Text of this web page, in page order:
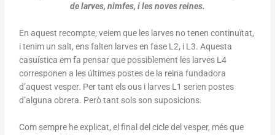
de larves, nimfes, i les noves reines.
En aquest recompte, veiem que les larves no tenen continuïtat,
i tenim un salt, ens falten larves en fase L2, i L3. Aquesta
casuística em fa pensar que possiblement les larves L4
corresponen a les últimes postes de la reina fundadora
d’aquest vesper. Per tant els ous i larves L1 serien postes
d’alguna obrera. Però tant sols son suposicions.
Com sempre he explicat, el final del cicle del vesper, més que